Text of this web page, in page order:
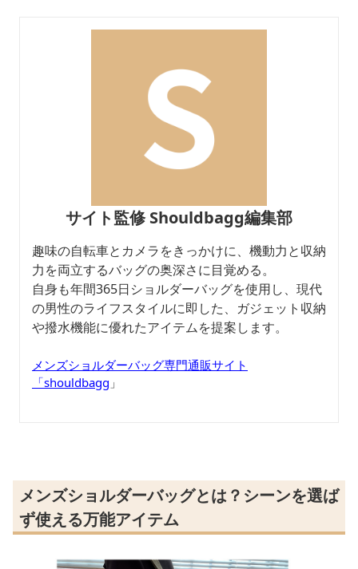
サイト監修 Shouldbagg編集部
趣味の自転車とカメラをきっかけに、機動力と収納
力を両立するバッグの奥深さに目覚める。
自身も年間365日ショルダーバッグを使用し、現代
の男性のライフスタイルに即した、ガジェット収納
や撥水機能に優れたアイテムを提案します。
メンズショルダーバッグ専門通販サイト
「shouldbagg 」
メンズショルダーバッグとは？シーンを選ば
ず使える万能アイテム